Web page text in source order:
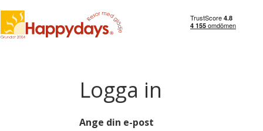
Logga in
Ange din e-post